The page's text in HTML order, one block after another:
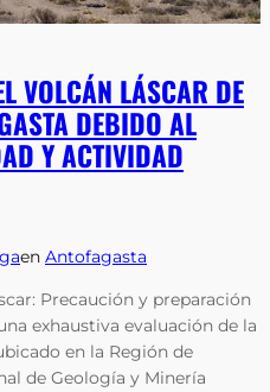
VOLCÁN LÁSCAR DE
DEBIDO AL
Y ACTIVIDAD
en Antofagasta
Precaución y preparación
exhaustiva evaluación de la
en la Región de
de Geología y Minería